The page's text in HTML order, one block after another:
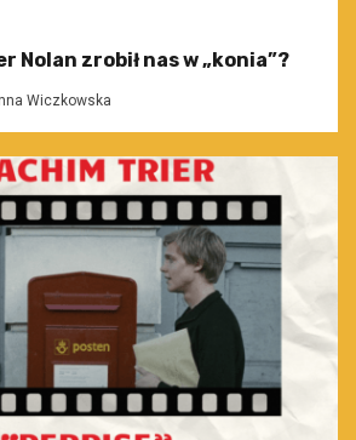
Nolan zrobił nas w „konia”?
Wiczkowska